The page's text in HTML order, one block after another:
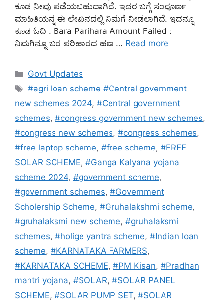
ಕೂಡ ನೀವು ಪಡೆಯಬಹುದಾಗಿದೆ. ಇದರ ಬಗ್ಗೆ ಸಂಪೂರ್ಣ
ಮಾಹಿತಿಯನ್ನ ಈ ಲೇಖನದಲ್ಲಿ ನಿಮಗೆ ನೀಡಲಾಗಿದೆ. ಇದನ್ನೂ
ಕೂಡ ಓದಿ : Bara Parihara Amount Failed :
ನಿಮಗಿನ್ನೂ ಬರ ಪರಿಹಾರದ ಹಣ … Read more
Categories
Govt Updates
Tags
#agri loan scheme #Central government
new schemes 2024, #Central government
schemes, #congress government new schemes,
#congress new schemes, #congress schemes,
#free laptop scheme, #free scheme, #FREE
SOLAR SCHEME, #Ganga Kalyana yojana
scheme 2024, #government scheme,
#government schemes, #Government
Scholership Scheme, #Gruhalakshmi scheme,
#gruhalaksmi new scheme, #gruhalaksmi
schemes, #holige yantra scheme, #Indian loan
scheme, #KARNATAKA FARMERS,
#KARNATAKA SCHEME, #PM Kisan, #Pradhan
mantri yojana, #SOLAR, #SOLAR PANEL
SCHEME, #SOLAR PUMP SET, #SOLAR